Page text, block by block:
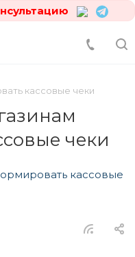
кассовые чеки
чеки